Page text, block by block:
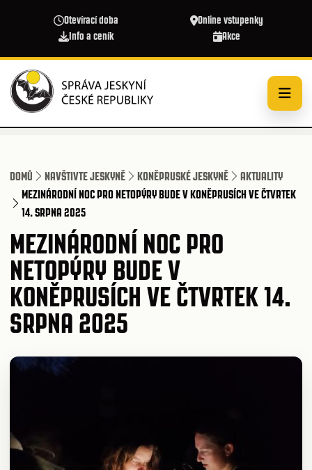
Otevírací doba
Online vstupenky
Info a ceník
Akce
DOMŮ NAVŠTIVTE JESKYNĚ KONĚPRUSKÉ JESKYNĚ
AKTUALITY
MEZINÁRODNÍ NOC PRO NETOPÝRY BUDE V KONĚPRUSÍCH VE ČTVRTEK
14. SRPNA 2025
MEZINÁRODNÍ NOC PRO
NETOPÝRY BUDE V
KONĚPRUSÍCH VE ČTVRTEK 14.
SRPNA 2025